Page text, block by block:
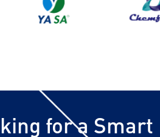
for a Smart